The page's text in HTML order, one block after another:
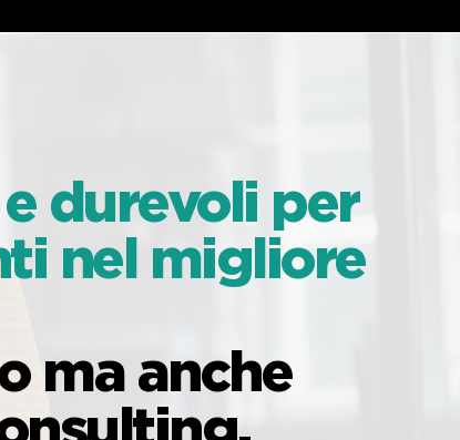
durevoli per
nel migliore
ma anche